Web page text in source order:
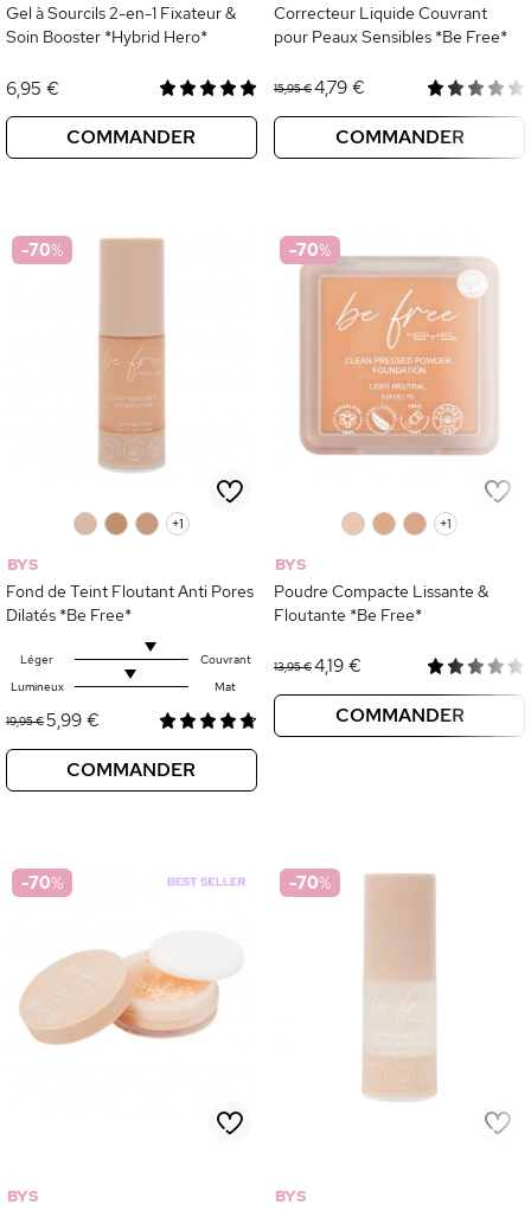
Gel à Sourcils 2-en-1 Fixateur &
Soin Booster *Hybrid Hero*
6,95 €
COMMANDER
Correcteur Liquide Couvrant
pour Peaux Sensibles *Be Free*
15,95 €4,79 €
COMMANDER
-70%
+1
BYS
Fond de Teint Floutant Anti Pores
Dilatés *Be Free*
Léger
Couvrant
Lumineux
Mat
19,95 €5,99 €
COMMANDER
-70%
+1
BYS
Poudre Compacte Lissante &
Floutante *Be Free*
13,95 €4,19 €
COMMANDER
-70%
BYS
-70%
BYS